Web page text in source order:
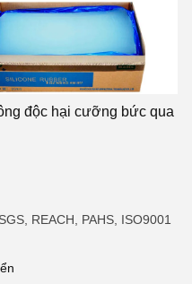
độc hại cưỡng bức qua
REACH, PAHS, ISO9001